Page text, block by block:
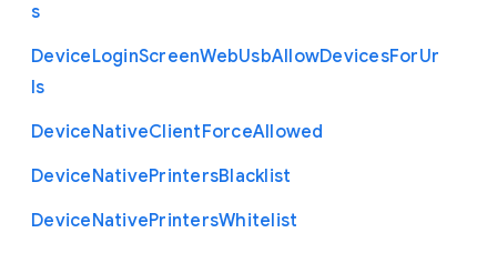
s
DeviceLoginScreenWebUsbAllowDevicesForUr
ls
DeviceNativeClientForceAllowed
DeviceNativePrintersBlacklist
DeviceNativePrintersWhitelist